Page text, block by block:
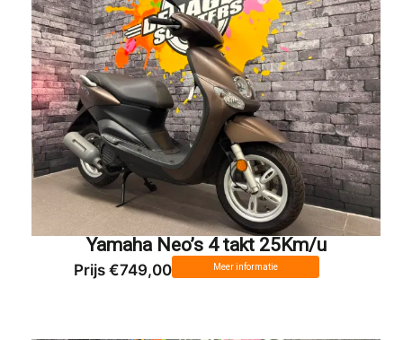
Yamaha Neo’s 4 takt 25Km/u
Prijs €749,00 Meer informatie